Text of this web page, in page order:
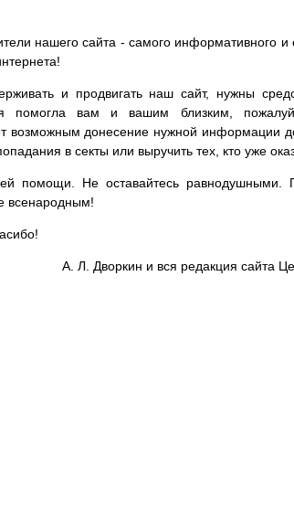
нашего сайта - самого информативного и
и продвигать наш сайт, нужны
помогла вам и вашим близким,
возможным донесение нужной информации
в секты или выручить тех, кто уже
помощи. Не оставайтесь равнодушными.
всенародным!
А. Л. Дворкин и вся редакция сайта